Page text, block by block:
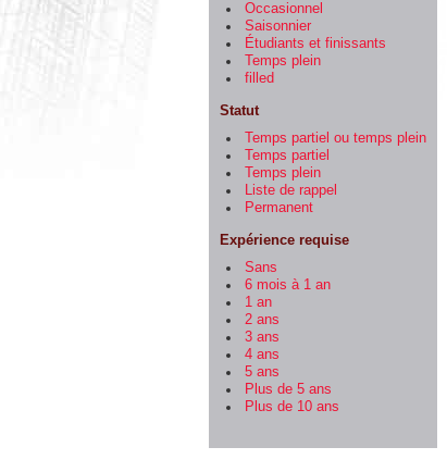
Occasionnel
Saisonnier
Étudiants et finissants
Temps plein
filled
Statut
Temps partiel ou temps plein
Temps partiel
Temps plein
Liste de rappel
Permanent
Expérience requise
Sans
6 mois à 1 an
1 an
2 ans
3 ans
4 ans
5 ans
Plus de 5 ans
Plus de 10 ans